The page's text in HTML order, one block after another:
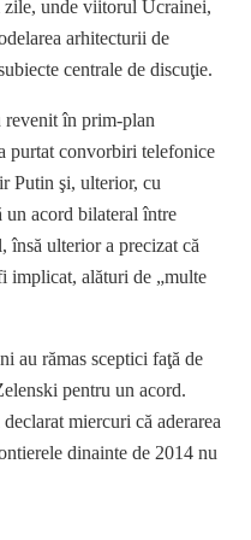
zile, unde viitorul Ucrainei,
arhitecturii de
centrale de discuţie.
revenit în prim-plan
purtat convorbiri telefonice
Putin şi, ulterior, cu
un acord bilateral între
însă ulterior a precizat că
implicat, alături de „multe
au rămas sceptici faţă de
pentru un acord.
miercuri că aderarea
dinainte de 2014 nu